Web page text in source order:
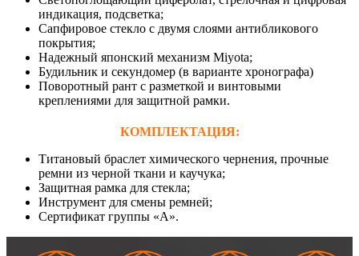
индикация, подсветка;
Сапфировое стекло с двумя слоями антибликового
покрытия;
Надежный японский механизм Miyota;
Будильник и секундомер (в варианте хронографа)
Поворотный рант с разметкой и винтовыми
креплениями для защитной рамки.
КОМПЛЕКТАЦИЯ:
Титановый браслет химического чернения, прочные
ремни из черной ткани и каучука;
Защитная рамка для стекла;
Инструмент для смены ремней;
Сертификат группы «А».